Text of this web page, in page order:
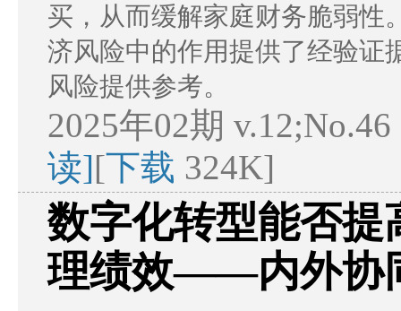
买，从而缓解家庭财务脆弱性
济风险中的作用提供了经验证
风险提供参考。
2025年02期
读][下载 324K]
数字化转型能否提
理绩效——内外协